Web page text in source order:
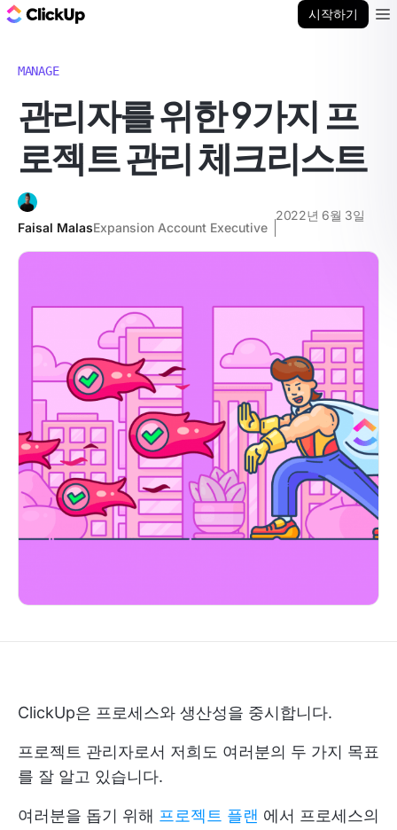
시작하기
MANAGE
관리자를 위한 9가지 프
로젝트 관리 체크리스트
Faisal MalasExpansion Account Executive
2022년 6월 3일
ClickUp은 프로세스와 생산성을 중시합니다.
프로젝트 관리자로서 저희도 여러분의 두 가지 목표
를 잘 알고 있습니다.
여러분을 돕기 위해 프로젝트 플랜 에서 프로세스의